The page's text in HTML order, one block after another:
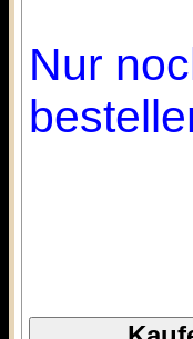
Nur